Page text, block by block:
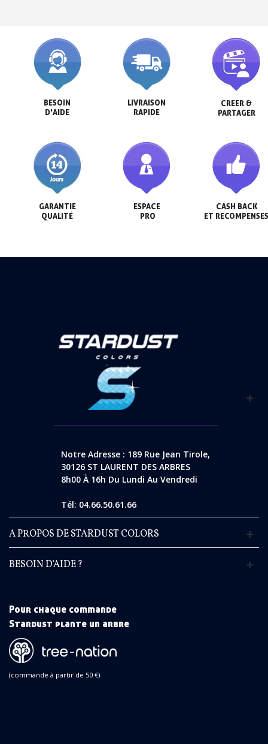
BESOIN
D'AIDE
LIVRAISON
RAPIDE
CREER &
PARTAGER
GARANTIE
QUALITÉ
ESPACE
PRO
CASH BACK
ET
Notre Adresse : 189 Rue Jean Tirole,
30126 ST LAURENT DES ARBRES
8h00 À 16h Du Lundi Au Vendredi
Tél: 04.66.50.61.66
A PROPOS DE STARDUST COLORS
BESOIN D'AIDE ?
Pour chaque commande
Stardust plante un arbre
(commande à partir de 50 €)